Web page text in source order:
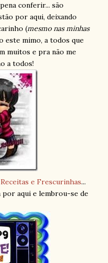
conferir... são
por aqui, deixando
(mesmo nas minhas
este mimo, a todos que
muitos e pra não me
a todos!
e Frescurinhas...
aqui e lembrou-se de